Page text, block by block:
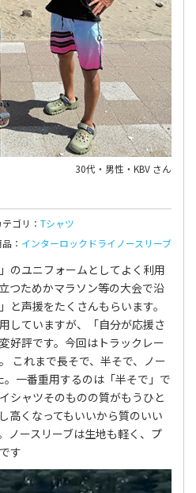
30代・男性・KBV さん
テゴリ： Tシャツ
： インターロックドライノースリーブ
のユニフォームとしてよく利用
つためかマラソン等の大会で沿
と声援をたくさんもらいます。
していますが、「自分が応援さ
好評です。今回はトラックレー
これまで長そで、半そで、ノー
一番重用するのは「半そで」で
シャツそのものの質がもうひと
高くなってもいいから質のいい
ノースリーブは生地も軽く、プ
す